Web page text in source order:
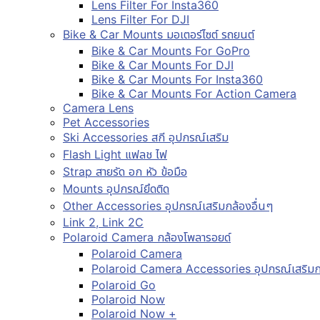
Lens Filter For Insta360
Lens Filter For DJI
Bike & Car Mounts มอเตอร์ไซต์ รถยนต์
Bike & Car Mounts For GoPro
Bike & Car Mounts For DJI
Bike & Car Mounts For Insta360
Bike & Car Mounts For Action Camera
Camera Lens
Pet Accessories
Ski Accessories สกี อุปกรณ์เสริม
Flash Light แฟลช ไฟ
Strap สายรัด อก หัว ข้อมือ
Mounts อุปกรณ์ยึดติด
Other Accessories อุปกรณ์เสริมกล้องอื่นๆ
Link 2, Link 2C
Polaroid Camera กล้องโพลารอยด์
Polaroid Camera
Polaroid Camera Accessories อุปกรณ์เสริมก
Polaroid Go
Polaroid Now
Polaroid Now +